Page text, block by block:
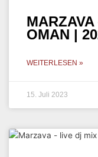
OMAN |
WEITERLESEN »
15. Juli 2023